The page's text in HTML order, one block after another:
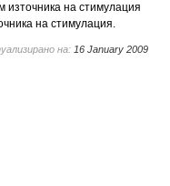
източника на стимулация
на стимулация.
на: 16 January 2009